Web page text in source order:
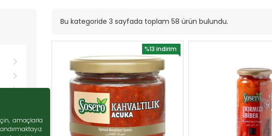
Bu kategoride 3 sayfada toplam 58 ürün bulundu.
%13 indirim
amaçlarla